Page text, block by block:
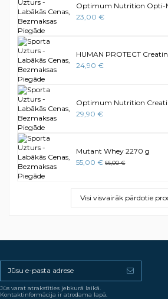
Optimum Nutrition Opti-
23,00 €
HUMAN PROTECT
24,90 €
Optimum Nutrition
29,90 €
Mutant Whey 2270 g
55,00 € 66,00 €
Visi visvairāk pārdotie
Jūs varat atrakstīties jebkurā laikā.
Kontaktinformācija ir atrodama lapā.